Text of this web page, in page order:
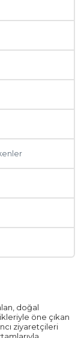
doğal
öne çıkan
ziyaretçileri